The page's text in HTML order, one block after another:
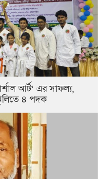
আর্ট’ এর সাফল্য,
৪ পদক